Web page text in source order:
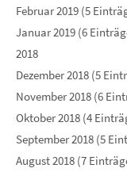
Februar 2019 (5
Januar 2019 (6
2018
Dezember 2018 (5
November 2018 (6
Oktober 2018 (4
September 2018 (5
August 2018 (7